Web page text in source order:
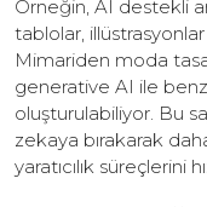
Örneğin, AI destekli
tablolar,
Mimariden moda
generative AI ile
oluşturulabiliyor. Bu
zekaya bırakarak
yaratıcılık süreçlerini